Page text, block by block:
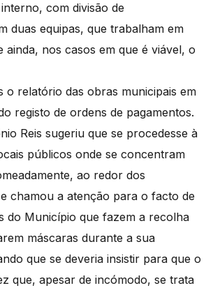
com divisão de
duas equipas, que trabalham em
ainda, nos casos em que é viável, o
o relatório das obras municipais em
registo de ordens de pagamentos.
Reis sugeriu que se procedesse à
públicos onde se concentram
ao redor dos
chamou a atenção para o facto de
do Município que fazem a recolha
máscaras durante a sua
que se deveria insistir para que o
que, apesar de incómodo, se trata